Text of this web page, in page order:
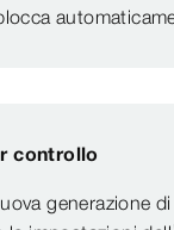
controllo
generazione